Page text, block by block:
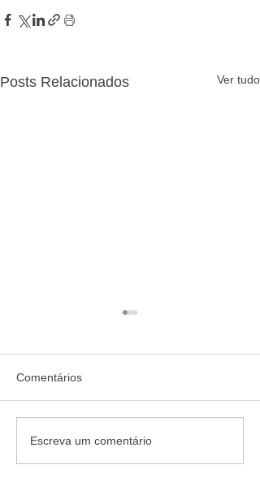
Posts Relacionados Ver tudo
Quando diversificar deixa
Comentários
Escreva um comentário